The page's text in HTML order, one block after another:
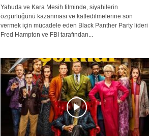
Yahuda ve Kara Mesih filminde, siyahilerin
özgürlüğünü kazanması ve katledilmelerine son
vermek için mücadele eden Black Panther Party lideri
Fred Hampton ve FBI tarafından...